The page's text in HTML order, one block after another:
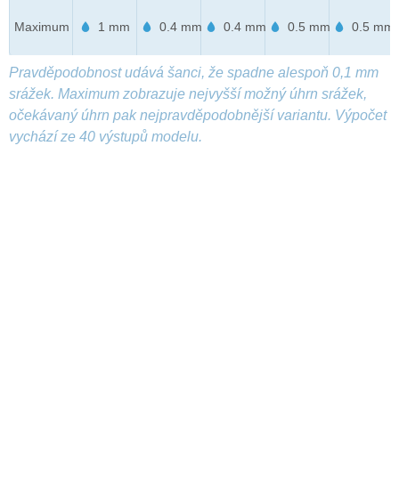
Maximum 1 mm 0.4 mm 0.4 mm 0.5 mm 0.5 mm
Pravděpodobnost udává šanci, že spadne alespoň 0,1 mm
srážek. Maximum zobrazuje nejvyšší možný úhrn srážek,
očekávaný úhrn pak nejpravděpodobnější variantu. Výpočet
vychází ze 40 výstupů modelu.